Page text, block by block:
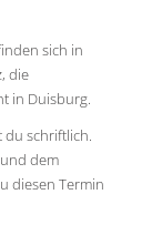
sich in
die
in Duisburg.
du schriftlich.
dem
diesen Termin